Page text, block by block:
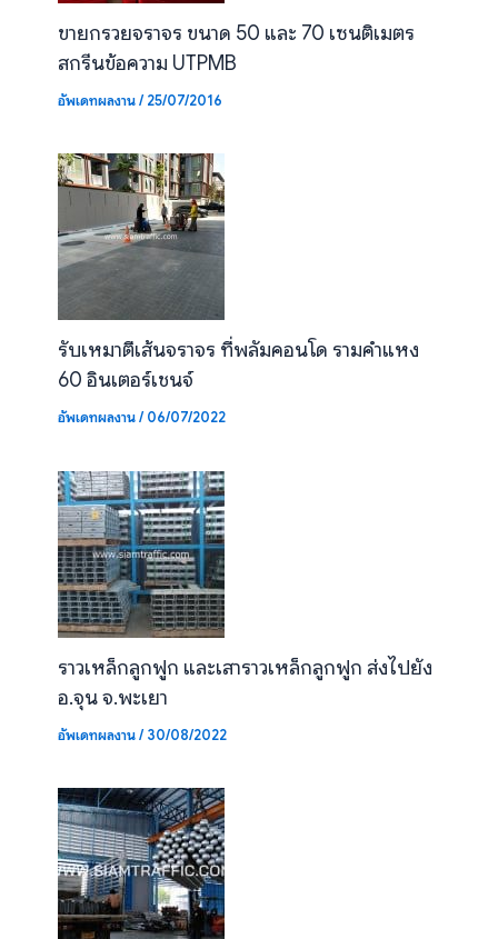
ขายกรวยจราจร ขนาด 50 และ 70 เซนติเมตร
สกรีนข้อความ UTPMB
อัพเดทผลงาน/25/07/2016
รับเหมาตีเส้นจราจร ที่พลัมคอนโด รามคำแหง
60 อินเตอร์เชนจ์
อัพเดทผลงาน/06/07/2022
ราวเหล็กลูกฟูก และเสาราวเหล็กลูกฟูก ส่งไปยัง
อ.จุน จ.พะเยา
อัพเดทผลงาน/30/08/2022